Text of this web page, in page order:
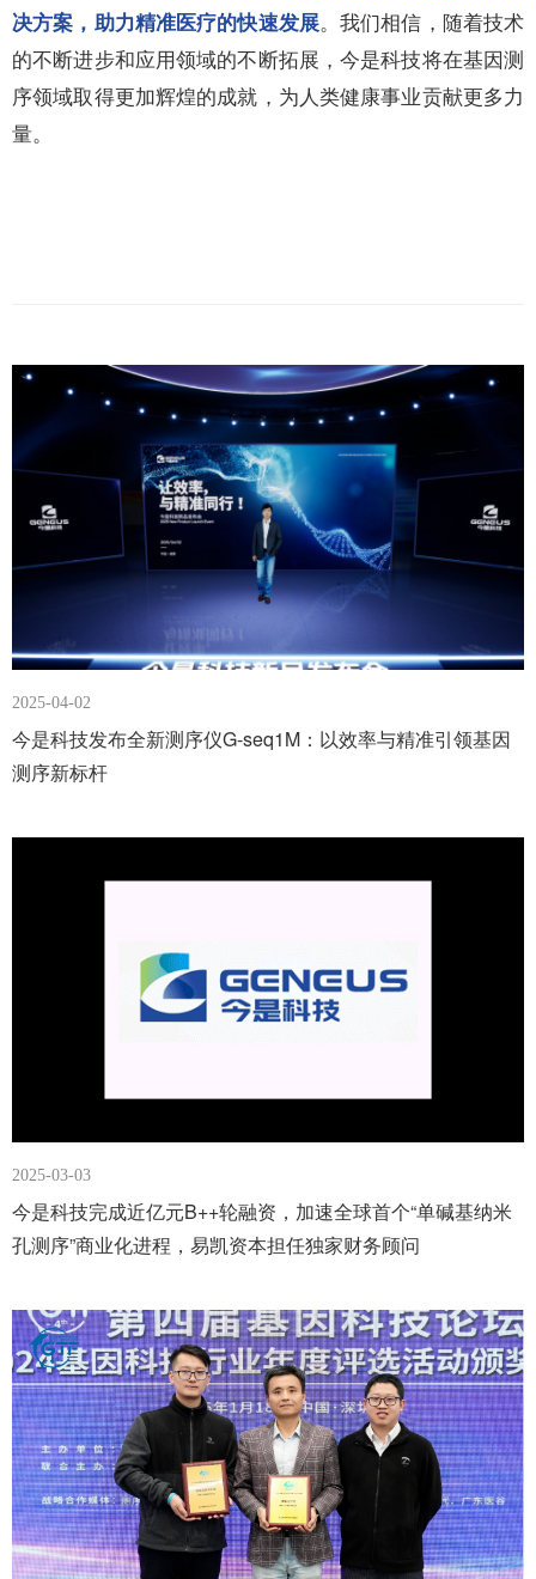
决方案，助力精准医疗的快速发展。我们相信，随着技术
的不断进步和应用领域的不断拓展，今是科技将在基因测
序领域取得更加辉煌的成就，为人类健康事业贡献更多力
量。
2025-04-02
今是科技发布全新测序仪G-seq1M：以效率与精准引领基因
测序新标杆
2025-03-03
今是科技完成近亿元B++轮融资，加速全球首个“单碱基纳米
孔测序”商业化进程，易凯资本担任独家财务顾问